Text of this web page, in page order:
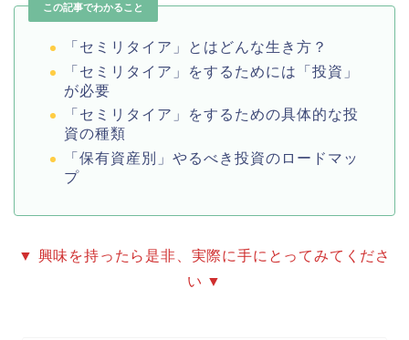
この記事でわかること
「セミリタイア」とはどんな生き方？
「セミリタイア」をするためには「投資」
が必要
「セミリタイア」をするための具体的な投
資の種類
「保有資産別」やるべき投資のロードマッ
プ
▼ 興味を持ったら是非、実際に手にとってみてくださ
い ▼